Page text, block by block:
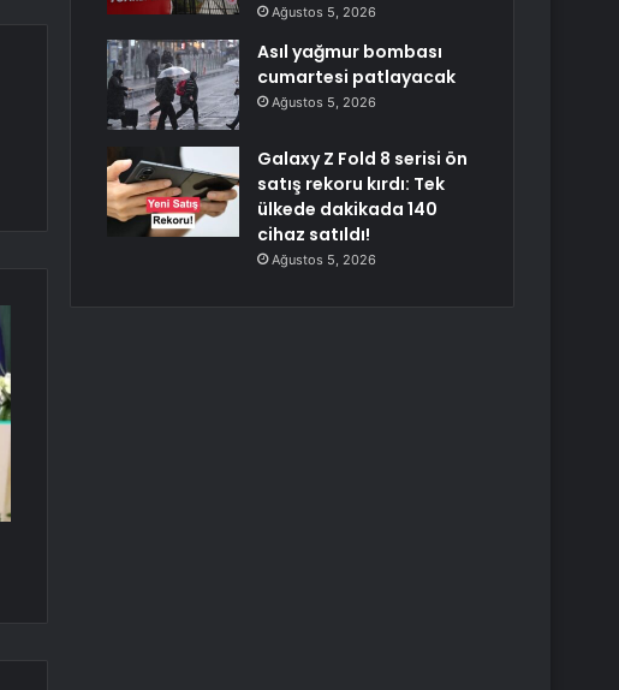
Ağustos 5, 2026
Asıl yağmur bombası
cumartesi patlayacak
Ağustos 5, 2026
Galaxy Z Fold 8 serisi ön
satış rekoru kırdı: Tek
ülkede dakikada 140
cihaz satıldı!
Ağustos 5, 2026